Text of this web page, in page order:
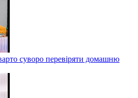
суворо перевіряти домашню